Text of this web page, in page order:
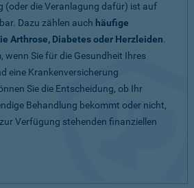
(oder die Veranlagung dafür) ist auf
Dazu zählen auch häufige
Arthrose, Diabetes oder Herzleiden.
wenn Sie für die Gesundheit Ihres
eine Krankenversicherung
Sie die Entscheidung, ob Ihr
Behandlung bekommt oder nicht,
Verfügung stehenden finanziellen